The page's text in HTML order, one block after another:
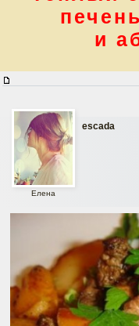
и
escada
Елена